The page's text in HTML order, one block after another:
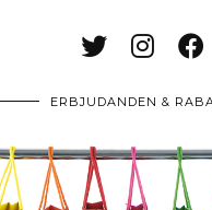
ERBJUDANDEN &